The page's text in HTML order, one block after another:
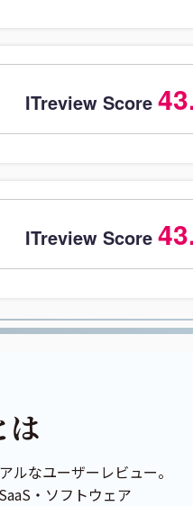
ITreview Score
ITreview Score
なユーザーレビュー。
・ソフトウェア